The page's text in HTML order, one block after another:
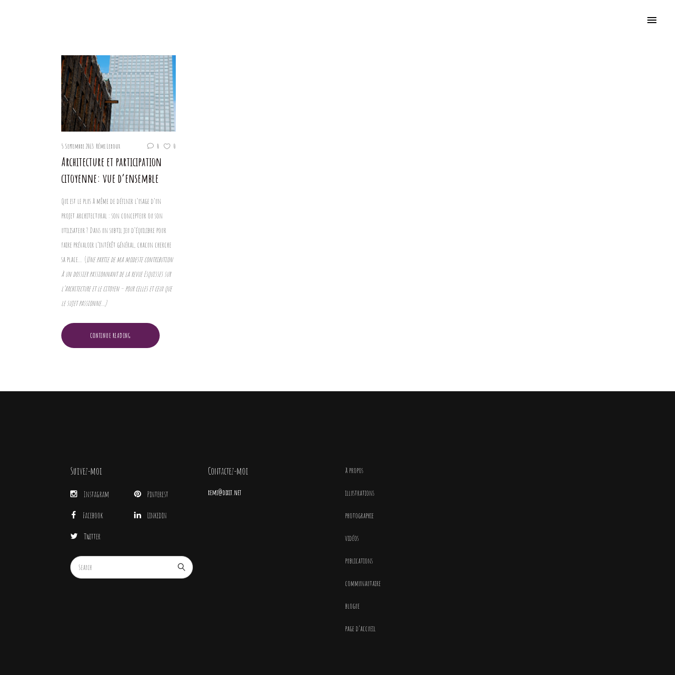
5 Septembre 2013 Rémi Leroux 0 0
Architecture et participation
citoyenne: vue d’ensemble
Qui est le plus à même de définir l’usage d’un
projet architectural : son concepteur ou son
utilisateur ? Dans un subtil jeu d’équilibre pour
faire prévaloir l’intérêt général, chacun cherche
sa place… (Une partie de ma modeste contribution
à un dossier passionnant de la revue Esquisses sur
l’architecture et le citoyen – pour celles et ceux que
le sujet passionne…)
CONTINUE READING
Suivez-moi
Instagram
Facebook
Twitter
Pinterest
Linkedin
Contactez-moi
remi@dixit.net
à propos
illustrations
photographie
vidéos
publications
communautaire
blogue
page d’accueil